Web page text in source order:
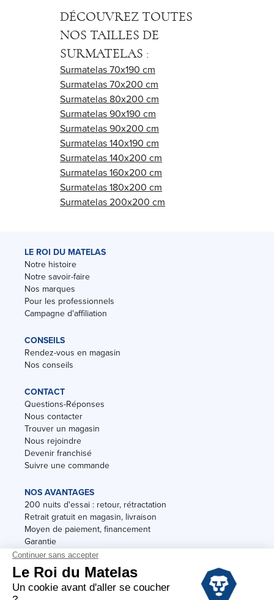
DÉCOUVREZ TOUTES
NOS TAILLES DE
SURMATELAS :
Surmatelas 70x190 cm
Surmatelas 70x200 cm
Surmatelas 80x200 cm
Surmatelas 90x190 cm
Surmatelas 90x200 cm
Surmatelas 140x190 cm
Surmatelas 140x200 cm
Surmatelas 160x200 cm
Surmatelas 180x200 cm
Surmatelas 200x200 cm
LE ROI DU MATELAS
Notre histoire
Notre savoir-faire
Nos marques
Pour les professionnels
Campagne d'affiliation
CONSEILS
Rendez-vous en magasin
Nos conseils
CONTACT
Questions-Réponses
Nous contacter
Trouver un magasin
Nous rejoindre
Devenir franchisé
Suivre une commande
NOS AVANTAGES
200 nuits d'essai : retour, rétractation
Retrait gratuit en magasin, livraison
Moyen de paiement, financement
Garantie
Conditions des offres
Black Friday